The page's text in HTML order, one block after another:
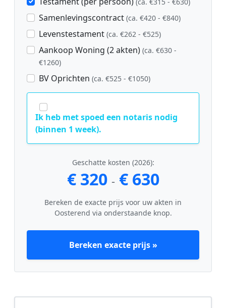
(ca. €315 - €630)
Samenlevingscontract (ca. €420 - €840)
Levenstestament (ca. €262 - €525)
Aankoop Woning (2 akten) (ca. €630 -
€1260)
BV Oprichten (ca. €525 - €1050)
Ik heb met spoed een notaris nodig
(binnen 1 week).
Geschatte kosten (2026):
€ 320 - € 630
Bereken de exacte prijs voor uw akten in
Oosterend via onderstaande knop.
Bereken exacte prijs »